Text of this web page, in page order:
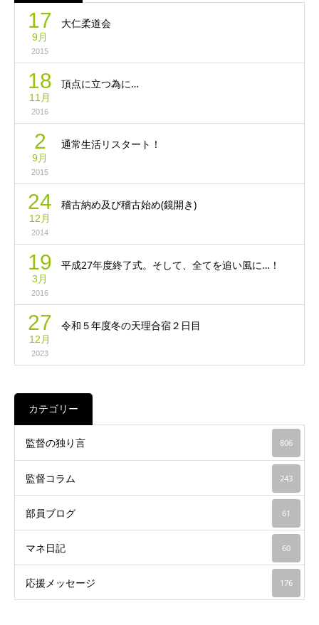
17
9月
2015
大仁柔道会
18
11月
2016
頂点に立つ為に…
2
9月
2015
通常生活リスタート！
24
12月
2014
稽古納め及び稽古始め(鏡開き)
19
3月
2016
平成27年度終了式。そして、全てを追い風に…！
27
12月
2023
令和５年度冬の天理合宿２日目
カテゴリー
監督の独り言 806
監督コラム 243
部員ブログ 61
マネ日記 60
応援メッセージ 176